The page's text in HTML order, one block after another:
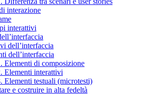
interazione
interattivi
dell’interfaccia
dell’interfaccia
Elementi di composizione
Elementi interattivi
Elementi testuali (microtesti)
e costruire in alta fedeltà